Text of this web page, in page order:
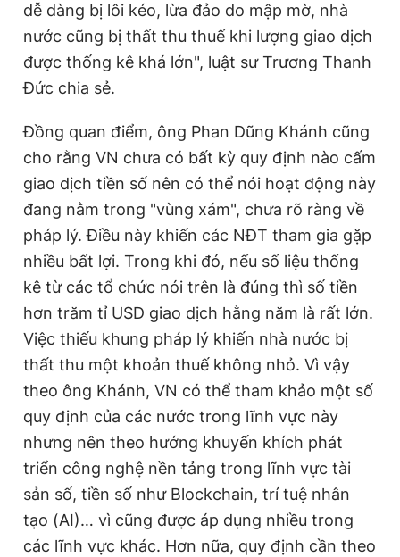
dễ dàng bị lôi kéo, lừa đảo do mập mờ, nhà
nước cũng bị thất thu thuế khi lượng giao dịch
được thống kê khá lớn", luật sư Trương Thanh
Đức chia sẻ.
Đồng quan điểm, ông Phan Dũng Khánh cũng
cho rằng VN chưa có bất kỳ quy định nào cấm
giao dịch tiền số nên có thể nói hoạt động này
đang nằm trong "vùng xám", chưa rõ ràng về
pháp lý. Điều này khiến các NĐT tham gia gặp
nhiều bất lợi. Trong khi đó, nếu số liệu thống
kê từ các tổ chức nói trên là đúng thì số tiền
hơn trăm tỉ USD giao dịch hằng năm là rất lớn.
Việc thiếu khung pháp lý khiến nhà nước bị
thất thu một khoản thuế không nhỏ. Vì vậy
theo ông Khánh, VN có thể tham khảo một số
quy định của các nước trong lĩnh vực này
nhưng nên theo hướng khuyến khích phát
triển công nghệ nền tảng trong lĩnh vực tài
sản số, tiền số như Blockchain, trí tuệ nhân
tạo (AI)… vì cũng được áp dụng nhiều trong
các lĩnh vực khác. Hơn nữa, quy định cần theo